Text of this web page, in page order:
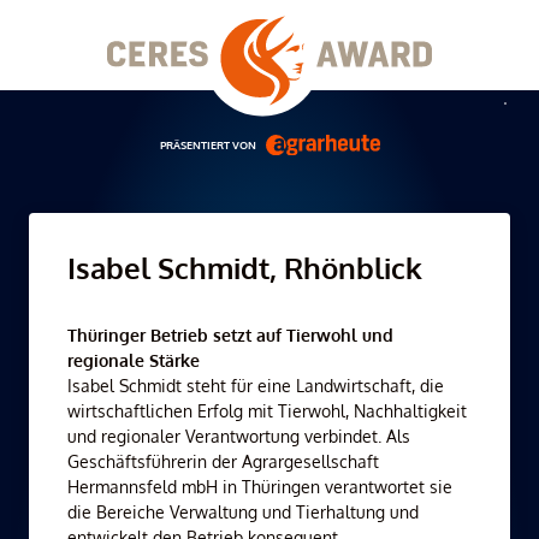
PRÄSENTIERT VON
Isabel Schmidt, Rhönblick
Thüringer Betrieb setzt auf Tierwohl und
regionale Stärke
Isabel Schmidt steht für eine Landwirtschaft, die
wirtschaftlichen Erfolg mit Tierwohl, Nachhaltigkeit
und regionaler Verantwortung verbindet. Als
Geschäftsführerin der Agrargesellschaft
Hermannsfeld mbH in Thüringen verantwortet sie
die Bereiche Verwaltung und Tierhaltung und